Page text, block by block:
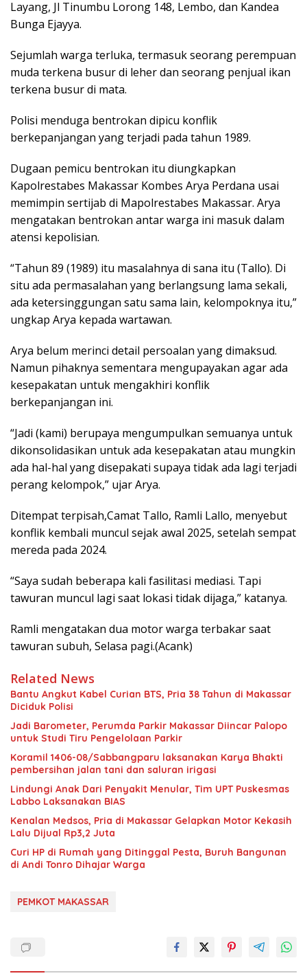
Layang, Jl Tinumbu Lorong 148, Lembo, dan Kandea
Bunga Ejayya.
Sejumlah warga terluka, termasuk seorang perempuan
muda terkena busur di leher dan seorang penjual ikan
terkena busur di mata.
Polisi menduga bentrokan dipicu konflik
berkepanjangan yang terjadi pada tahun 1989.
Dugaan pemicu bentrokan itu diungkapkan
Kapolrestabes Makassar Kombes Arya Perdana usai
memimpin sertijab di Mapolrestabes Makassar. Arya
mengatakan bentrokan antar warga ini masuk dalam
atensi kepolisian.
“Tahun 89 (1989) itu masalahnya di sana itu (Tallo). Di
situ ada permasalahan yang berlangsung lama sekali,
ada ketersinggungan satu sama lain, kelompoknya itu,”
ungkap Arya kepada wartawan.
Arya belum merinci detail persoalan yang dimaksud.
Namun pihaknya sementara mengupayakan agar ada
kesepakatan untuk mengakhiri konflik
berkepanjangan ini.
“Jadi (kami) berupaya mengumpulkan semuanya untuk
dikonsolidasikan untuk ada kesepakatan atau mungkin
ada hal-hal yang disepakati supaya tidak ada lagi terjadi
perang kelompok,” ujar Arya.
Ditempat terpisah,Camat Tallo, Ramli Lallo, menyebut
konflik kembali muncul sejak awal 2025, setelah sempat
mereda pada 2024.
“Saya sudah beberapa kali fasilitasi mediasi. Tapi
tawuran muncul lagi saat lokasi tidak dijaga,” katanya.
Ramli mengatakan dua motor warga terbakar saat
tawuran subuh, Selasa pagi.(Acank)
Related News
Bantu Angkut Kabel Curian BTS, Pria 38 Tahun di Makassar
Diciduk Polisi
Jadi Barometer, Perumda Parkir Makassar Diincar Palopo
untuk Studi Tiru Pengelolaan Parkir
Koramil 1406-08/Sabbangparu laksanakan Karya Bhakti
pembersihan jalan tani dan saluran irigasi
Lindungi Anak Dari Penyakit Menular, Tim UPT Puskesmas
Labbo Laksanakan BIAS
Kenalan Medsos, Pria di Makassar Gelapkan Motor Kekasih
Lalu Dijual Rp3,2 Juta
Curi HP di Rumah yang Ditinggal Pesta, Buruh Bangunan
di Andi Tonro Dihajar Warga
PEMKOT MAKASSAR